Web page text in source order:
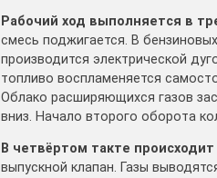
Рабочий ход выполняется в
смесь поджигается. В
производится электрической
топливо воспламеняется
Облако расширяющихся газов
вниз. Начало второго оборота
В четвёртом такте
выпускной клапан. Газы